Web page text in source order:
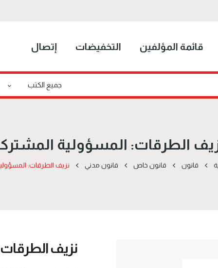
قائمة المؤلفين التخفيضات إتصال
الطرقات: المسؤولية
قانون قانون خاص قانون مدني نزيف الطرقات:
نزيف